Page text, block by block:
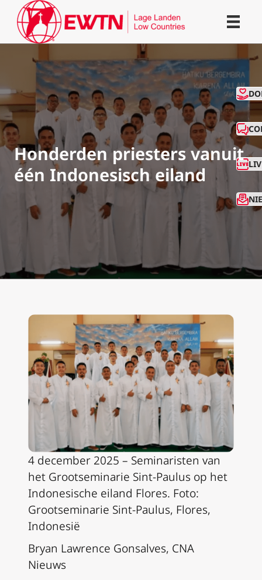
Honderden priesters vanuit
één Indonesisch eiland
4 december 2025 – Seminaristen van
het Grootseminarie Sint-Paulus op het
Indonesische eiland Flores. Foto:
Grootseminarie Sint-Paulus, Flores,
Indonesië
Bryan Lawrence Gonsalves, CNA
Nieuws